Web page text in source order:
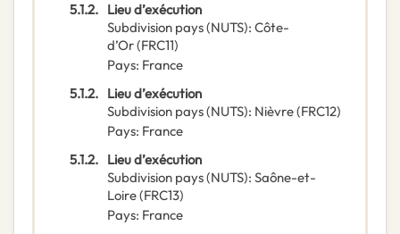
5.1.2. Lieu d’exécution
Subdivision pays (NUTS): Côte-
d’Or(FRC11)
Pays: France
5.1.2. Lieu d’exécution
Subdivision pays (NUTS): Nièvre(FRC12)
Pays: France
5.1.2. Lieu d’exécution
Subdivision pays (NUTS): Saône-et-
Loire(FRC13)
Pays: France